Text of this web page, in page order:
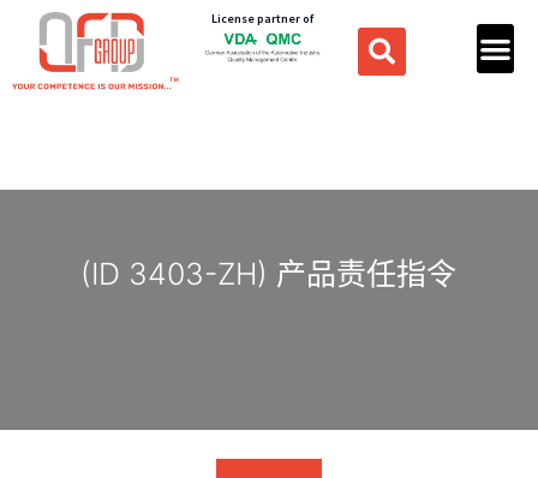
License partner of
(ID 3403-ZH) 产品责任指令